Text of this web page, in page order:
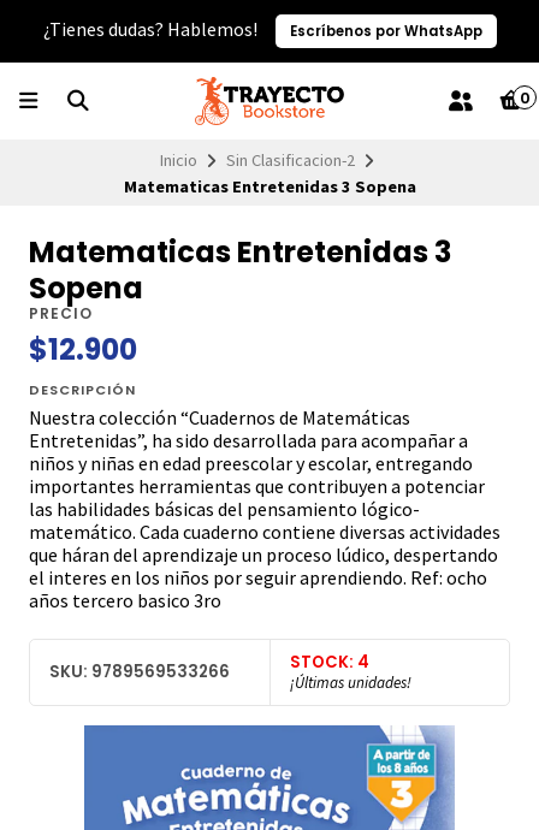
¿Tienes dudas? Hablemos! Escríbenos por WhatsApp
0
Inicio
Sin Clasificacion-2
Matematicas Entretenidas 3 Sopena
Matematicas Entretenidas 3
Sopena
PRECIO
$12.900
DESCRIPCIÓN
Nuestra colección “Cuadernos de Matemáticas
Entretenidas”, ha sido desarrollada para acompañar a
niños y niñas en edad preescolar y escolar, entregando
importantes herramientas que contribuyen a potenciar
las habilidades básicas del pensamiento lógico-
matemático. Cada cuaderno contiene diversas actividades
que háran del aprendizaje un proceso lúdico, despertando
el interes en los niños por seguir aprendiendo. Ref: ocho
años tercero basico 3ro
SKU: 9789569533266 STOCK: 4
¡Últimas unidades!